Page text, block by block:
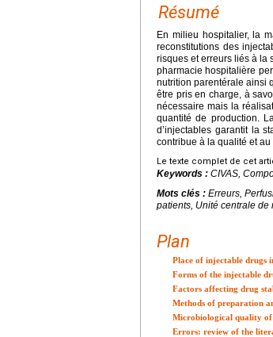
Résumé
En milieu hospitalier, la
reconstitutions des
risques et erreurs liés à la
pharmacie hospitalière
nutrition parentérale ainsi
être pris en charge, à
nécessaire mais la
quantité de production.
d’injectables garantit la
contribue à la qualité et
Le texte complet de cet
Keywords : CIVAS,
Mots clés : Erreurs,
patients, Unité centrale de
Plan
Place of injectable drugs
Forms of the injectable
Factors affecting drug
Methods of preparation
Microbiological quality of
Errors: review of the